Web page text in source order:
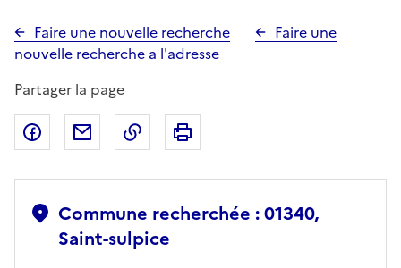
Faire une nouvelle recherche
Faire une
nouvelle recherche a l'adresse
Partager la page
Partager sur Facebook
Partager par emailCopier dans le presse-papier
Commune recherchée : 01340,
Saint-sulpice